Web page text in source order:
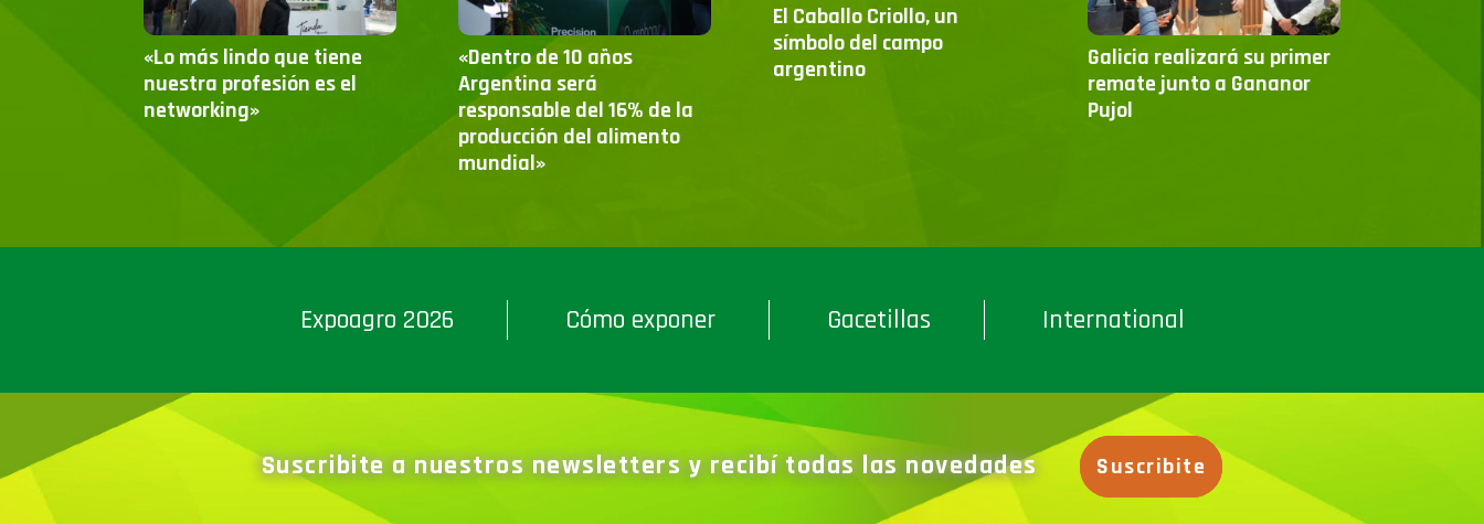
«Lo más lindo que tiene
nuestra profesión es el
networking»
«Dentro de 10 años
Argentina será
responsable del 16% de la
producción del alimento
mundial»
El Caballo Criollo, un
símbolo del campo
argentino
Galicia realizará su primer
remate junto a Gananor
Pujol
Expoagro 2026 Cómo exponer Gacetillas International
Suscribite a nuestros newsletters y recibí todas las novedades Suscribite